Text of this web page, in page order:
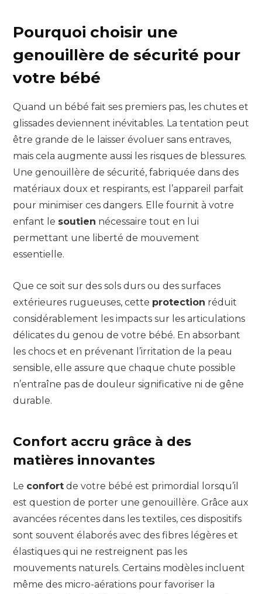
Pourquoi choisir une
genouillère de sécurité pour
votre bébé
Quand un bébé fait ses premiers pas, les chutes et
glissades deviennent inévitables. La tentation peut
être grande de le laisser évoluer sans entraves,
mais cela augmente aussi les risques de blessures.
Une genouillère de sécurité, fabriquée dans des
matériaux doux et respirants, est l’appareil parfait
pour minimiser ces dangers. Elle fournit à votre
enfant le soutien nécessaire tout en lui
permettant une liberté de mouvement
essentielle.
Que ce soit sur des sols durs ou des surfaces
extérieures rugueuses, cette protection réduit
considérablement les impacts sur les articulations
délicates du genou de votre bébé. En absorbant
les chocs et en prévenant l’irritation de la peau
sensible, elle assure que chaque chute possible
n’entraîne pas de douleur significative ni de gêne
durable.
Confort accru grâce à des
matières innovantes
Le confort de votre bébé est primordial lorsqu’il
est question de porter une genouillère. Grâce aux
avancées récentes dans les textiles, ces dispositifs
sont souvent élaborés avec des fibres légères et
élastiques qui ne restreignent pas les
mouvements naturels. Certains modèles incluent
même des micro-aérations pour favoriser la